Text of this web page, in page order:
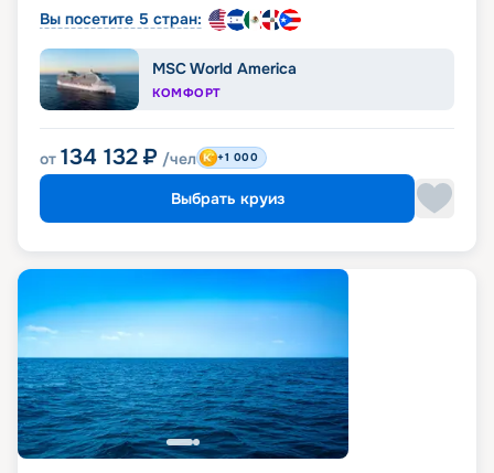
Вы посетите 5 стран:
MSC World America
КОМФОРТ
от 134 132 ₽ /чел +1 000
Выбрать круиз